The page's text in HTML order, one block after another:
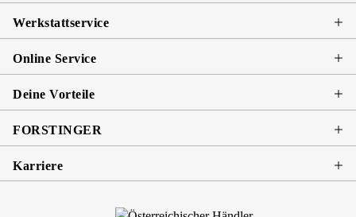
Werkstattservice
Online Service
Deine Vorteile
FORSTINGER
Karriere